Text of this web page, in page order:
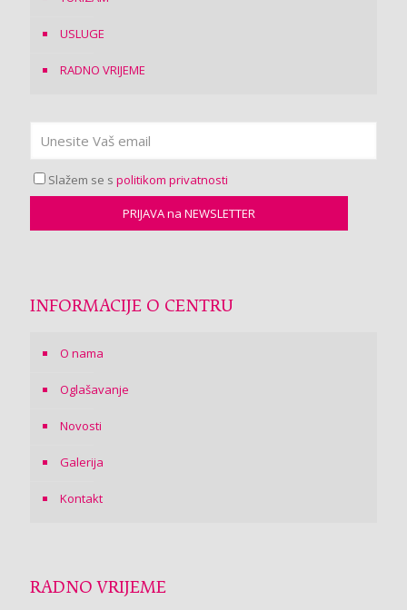
USLUGE
RADNO VRIJEME
Slažem se s politikom privatnosti
INFORMACIJE O CENTRU
O nama
Oglašavanje
Novosti
Galerija
Kontakt
RADNO VRIJEME